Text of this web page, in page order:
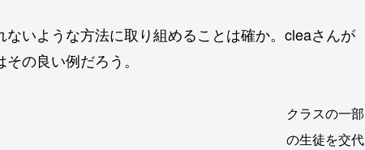
いような方法に取り組めることは確か。cleaさんが
の良い例だろう。
クラスの一部
の生徒を交代